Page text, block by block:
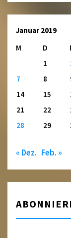
Januar 2019
M
D
1
7
8
14
15
21
22
28
29
« Dez. Feb. »